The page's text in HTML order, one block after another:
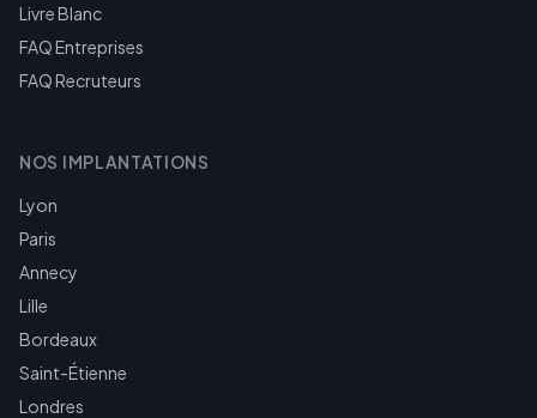
Livre Blanc
FAQ Entreprises
FAQ Recruteurs
NOS IMPLANTATIONS
Lyon
Paris
Annecy
Lille
Bordeaux
Saint-Étienne
Londres